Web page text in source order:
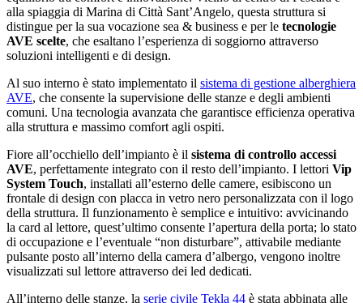
alla spiaggia di Marina di Città Sant’Angelo, questa struttura si
distingue per la sua vocazione sea & business e per le tecnologie
AVE scelte, che esaltano l’esperienza di soggiorno attraverso
soluzioni intelligenti e di design.
Al suo interno è stato implementato il sistema di gestione alberghiera
AVE, che consente la supervisione delle stanze e degli ambienti
comuni. Una tecnologia avanzata che garantisce efficienza operativa
alla struttura e massimo comfort agli ospiti.
Fiore all’occhiello dell’impianto è il sistema di controllo accessi
AVE, perfettamente integrato con il resto dell’impianto. I lettori Vip
System Touch, installati all’esterno delle camere, esibiscono un
frontale di design con placca in vetro nero personalizzata con il logo
della struttura. Il funzionamento è semplice e intuitivo: avvicinando
la card al lettore, quest’ultimo consente l’apertura della porta; lo stato
di occupazione e l’eventuale “non disturbare”, attivabile mediante
pulsante posto all’interno della camera d’albergo, vengono inoltre
visualizzati sul lettore attraverso dei led dedicati.
All’interno delle stanze, la serie civile Tekla 44 è stata abbinata alle